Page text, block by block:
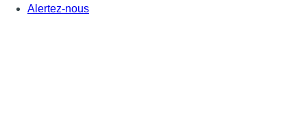
Alertez-nous